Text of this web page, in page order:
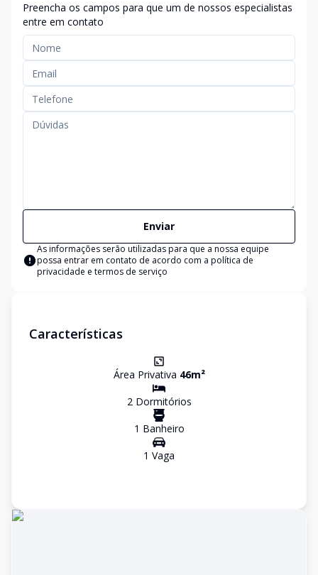
Preencha os campos para que um de nossos especialistas
entre em contato
Enviar
As informações serão utilizadas para que a nossa equipe
possa entrar em contato de acordo com a política de
privacidade e termos de serviço
Características
Área Privativa 46m²
2Dormitórios
1 Banheiro
1 Vaga